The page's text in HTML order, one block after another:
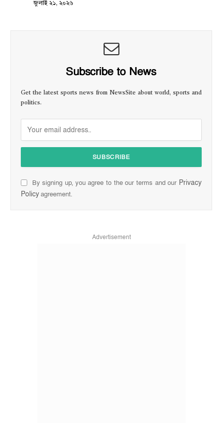
জুলাই ২১, ২০২৬
Subscribe to News
Get the latest sports news from NewsSite about world, sports and
politics.
By signing up, you agree to the our terms and our Privacy
Policyagreement.
Advertisement